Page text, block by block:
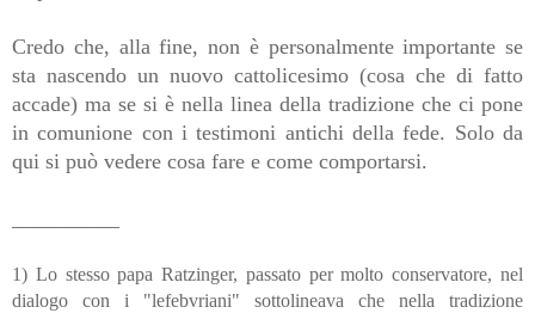
Credo che, alla fine, non è personalmente importante se
sta nascendo un nuovo cattolicesimo (cosa che di fatto
accade) ma se si è nella linea della tradizione che ci pone
in comunione con i testimoni antichi della fede. Solo da
qui si può vedere cosa fare e come comportarsi.
1) Lo stesso papa Ratzinger, passato per molto conservatore, nel
dialogo con i "lefebvriani" sottolineava che nella tradizione